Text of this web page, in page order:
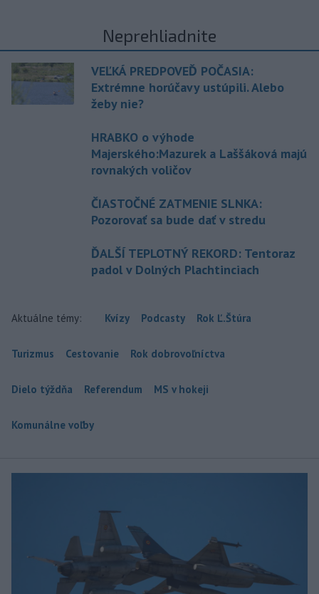
Neprehliadnite
VEĽKÁ PREDPOVEĎ POČASIA:
Extrémne horúčavy ustúpili. Alebo
žeby nie?
HRABKO o výhode
Majerského:Mazurek a Laššáková majú
rovnakých voličov
ČIASTOČNÉ ZATMENIE SLNKA:
Pozorovať sa bude dať v stredu
ĎALŠÍ TEPLOTNÝ REKORD: Tentoraz
padol v Dolných Plachtinciach
Aktuálne témy: Kvízy Podcasty Rok Ľ.Štúra
Turizmus Cestovanie Rok dobrovoľníctva
Dielo týždňa Referendum MS v hokeji
Komunálne voľby